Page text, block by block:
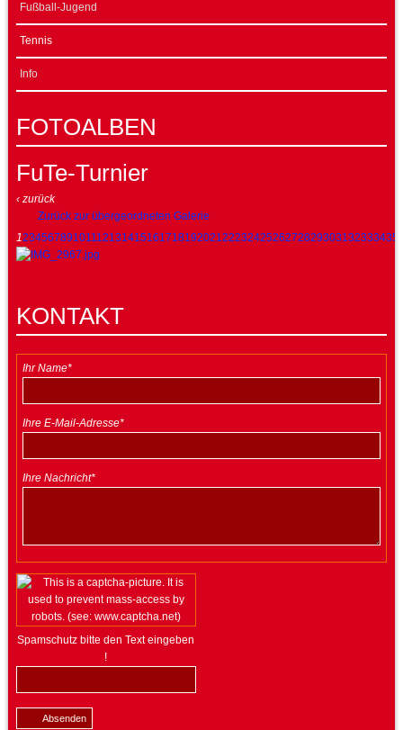
Fußball-Jugend
Tennis
Info
FOTOALBEN
FuTe-Turnier
‹ zurück
Zurück zur übergeordneten Galerie
1234567891011121314151617181920212223242526272829303132333435
KONTAKT
Ihr Name*
Ihre E-Mail-Adresse*
Ihre Nachricht*
Spamschutz bitte den Text eingeben
!